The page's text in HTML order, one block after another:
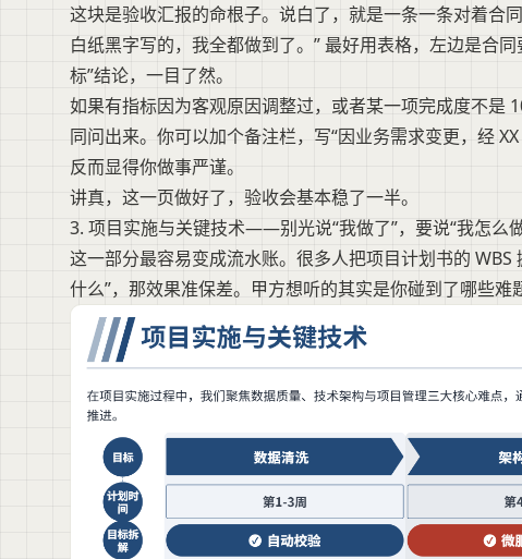
这块是验收汇报的命根子。说白了，就是一条一条对着合
白纸黑字写的，我全都做到了。” 最好用表格，左边是合
标”结论，一目了然。
如果有指标因为客观原因调整过，或者某一项完成度不是
同问出来。你可以加个备注栏，写“因业务需求变更，经
反而显得你做事严谨。
讲真，这一页做好了，验收会基本稳了一半。
3. 项目实施与关键技术——别光说“我做了”，要说“我怎么
这一部分最容易变成流水账。很多人把项目计划书的
什么”，那效果准保差。甲方想听的其实是你碰到了哪些难